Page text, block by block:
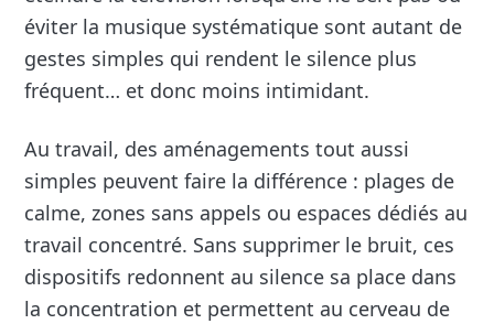
éviter la musique systématique sont autant de
gestes simples qui rendent le silence plus
fréquent… et donc moins intimidant.
Au travail, des aménagements tout aussi
simples peuvent faire la différence : plages de
calme, zones sans appels ou espaces dédiés au
travail concentré. Sans supprimer le bruit, ces
dispositifs redonnent au silence sa place dans
la concentration et permettent au cerveau de